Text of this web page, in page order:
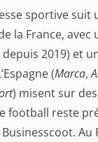
sportive suit
la France,
depuis 2019) et
(Marca,
) misent sur
football reste
Au